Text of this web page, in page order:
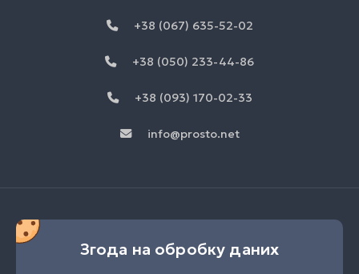
+38 (067) 635-52-02
+38 (050) 233-44-86
+38 (093) 170-02-33
info@prosto.net
Згода на обробку даних